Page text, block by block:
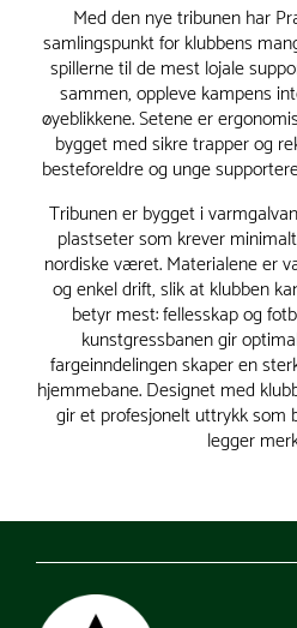
Med den nye tribunen har
samlingspunkt for klubbens
spillerne til de mest lojale
sammen, oppleve kampens
øyeblikkene. Setene er
bygget med sikre trapper og
besteforeldre og unge
Tribunen er bygget i
plastseter som krever
nordiske været. Materialene er
og enkel drift, slik at klubben
betyr mest: fellesskap og
kunstgressbanen gir
fargeinndelingen skaper en
hjemmebane. Designet med
gir et profesjonelt uttrykk som
legger